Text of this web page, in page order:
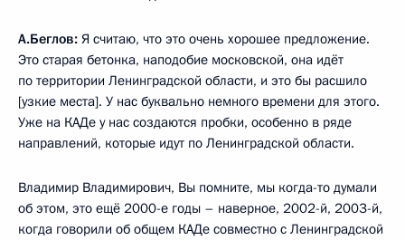
А.Беглов: Я считаю, что это очень хорошее предложение.
Это старая бетонка, наподобие московской, она идёт
по территории Ленинградской области, и это бы расшило
[узкие места]. У нас буквально немного времени для этого.
Уже на КАДе у нас создаются пробки, особенно в ряде
направлений, которые идут по Ленинградской области.
Владимир Владимирович, Вы помните, мы когда-то думали
об этом, это ещё 2000-е годы – наверное, 2002-й, 2003-й,
когда говорили об общем КАДе совместно с Ленинградской